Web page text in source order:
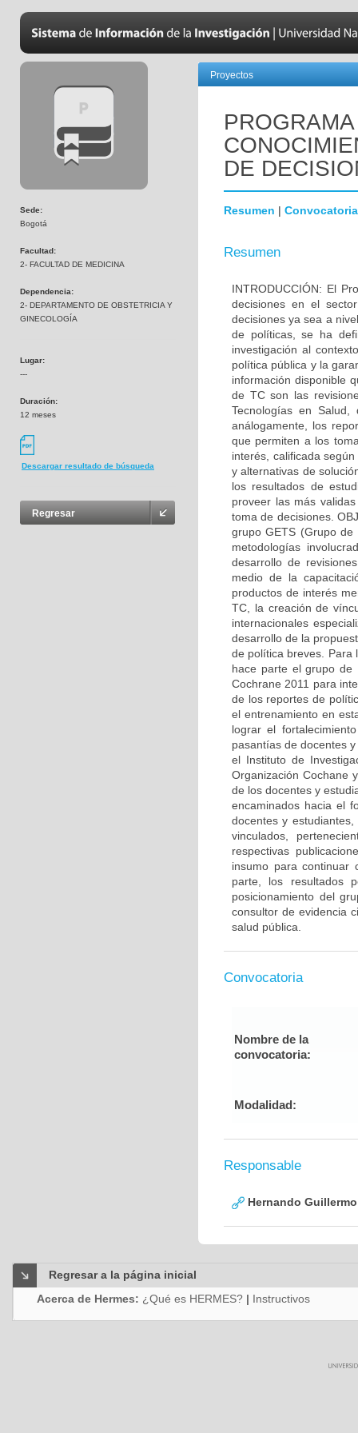
Sede:
Bogotá
Facultad:
2- FACULTAD DE MEDICINA
Dependencia:
2- DEPARTAMENTO DE OBSTETRICIA Y
GINECOLOGÍA
Lugar:
---
Duración:
12 meses
Descargar resultado de búsqueda
Regresar
Proyectos
DE
Resumen | Convocatoria
Resumen
INTRODUCCIÓN: El
decisiones en el
decisiones ya sea a
de políticas, se ha
investigación al
política pública y la
información disponible
de TC son las
Tecnologías en
análogamente, los
que permiten a los
interés, calificada
y alternativas de
los resultados de
proveer las más
toma de decisiones.
grupo GETS (Grupo
metodologías
desarrollo de
medio de la
productos de interés
TC, la creación de
internacionales
desarrollo de la
de política breves. Para
hace parte el grupo de
Cochrane 2011 para
de los reportes de
el entrenamiento en
lograr el
pasantías de docentes
el Instituto de
Organización Cochane
de los docentes y
encaminados hacia el
docentes y
vinculados,
respectivas
insumo para continuar
parte, los resultados
posicionamiento del
consultor de evidencia
salud pública.
Convocatoria
Nombre de la
convocatoria:
Modalidad:
Responsable
Hernando
Regresar a la página inicial
Acerca de Hermes: ¿Qué es HERMES? | Instructivos